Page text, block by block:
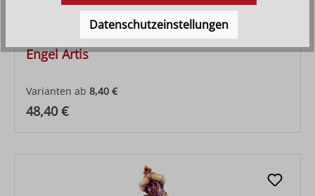
Engel Artis
Varianten ab 8,40 €
Regulärer Preis:
48,40 €
Datenschutzeinstellungen